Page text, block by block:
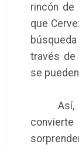
rincón de
que
través de
se